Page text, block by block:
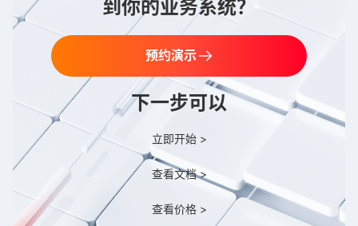
到你的业务系统？
预约演示
下一步可以
立即开始 >
查看文档 >
查看价格 >